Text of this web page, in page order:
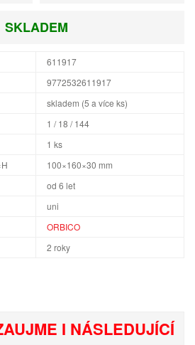
SKLADEM
611917
9772532611917
skladem (5 a více ks)
1 / 18 / 144
1 ks
100×160×30 mm
od 6 let
uni
ORBICO
2 roky
I NÁSLEDUJÍCÍ